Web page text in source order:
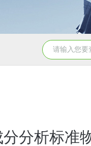
分析标准